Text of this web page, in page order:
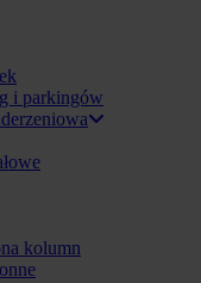
i parkingów
kolumn